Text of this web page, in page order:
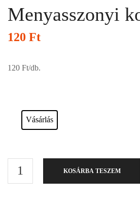
Menyasszonyi
120 Ft
120 Ft/db.
Vásárlás
KOSÁRBA TESZEM